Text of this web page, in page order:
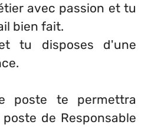
avec passion et tu
bien fait.
tu disposes d'une
poste te permettra
de Responsable